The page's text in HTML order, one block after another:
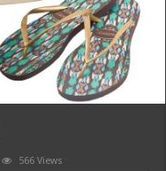
566 Views